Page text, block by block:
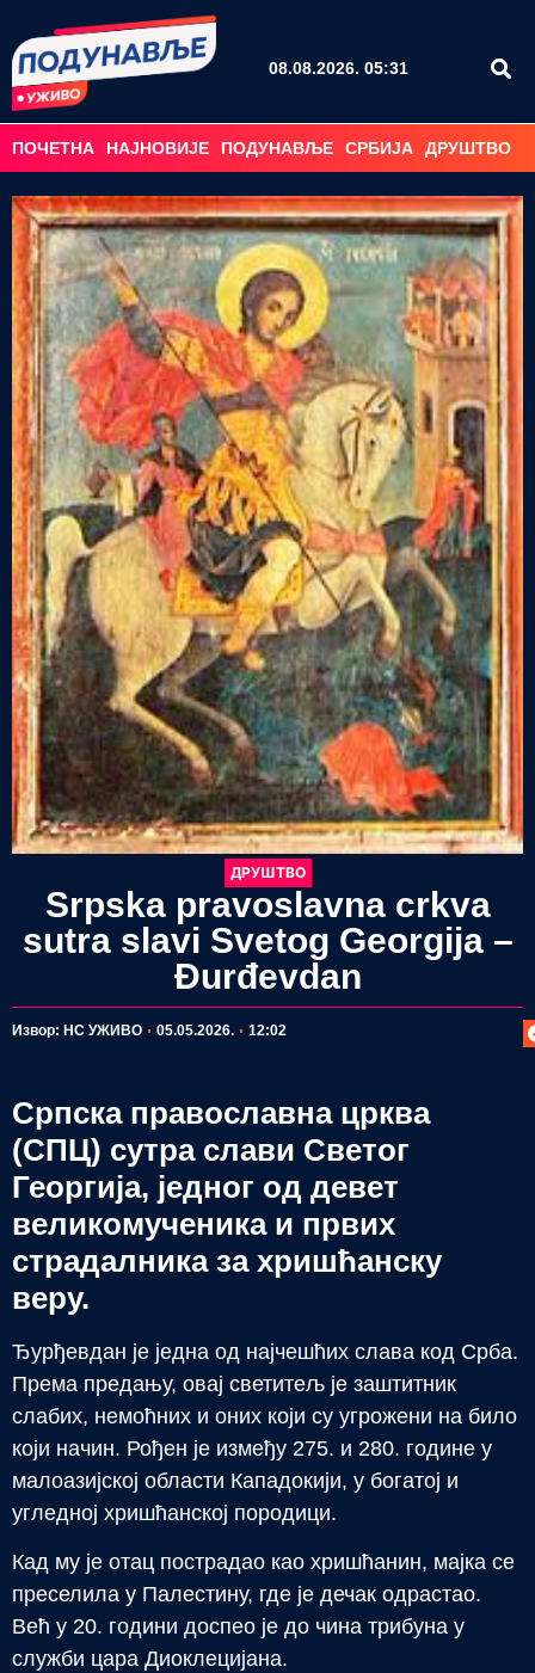
08.08.2026. 05:31
ПОЧЕТНА НАЈНОВИЈЕ ПОДУНАВЉЕ СРБИЈА ДРУШТВО
ДРУШТВО
Srpska pravoslavna crkva
sutra slavi Svetog Georgija –
Đurđevdan
Извор: НС УЖИВО 05.05.2026. 12:02
Српска православна црква
(СПЦ) сутра слави Светог
Георгија, једног од девет
великомученика и првих
страдалника за хришћанску
веру.
Ђурђевдан је једна од најчешћих слава код Срба.
Према предању, овај светитељ је заштитник
слабих, немоћних и оних који су угрожени на било
који начин. Рођен је између 275. и 280. године у
малоазијској области Кападокији, у богатој и
угледној хришћанској породици.
Кад му је отац пострадао као хришћанин, мајка се
преселила у Палестину, где је дечак одрастао.
Већ у 20. години доспео је до чина трибуна у
служби цара Диоклецијана.